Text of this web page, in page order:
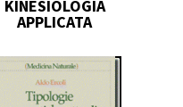
KINESIOLOGIA
APPLICATA